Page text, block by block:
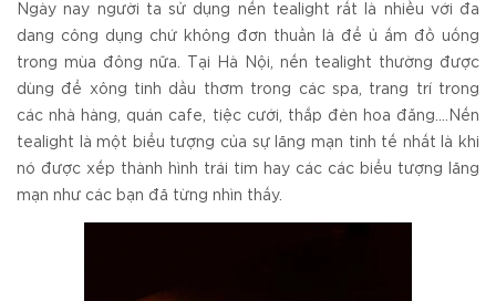
Ngày nay người ta sử dụng nến tealight rất là nhiều với đa
dang công dụng chứ không đơn thuần là để ủ ấm đồ uống
trong mùa đông nữa. Tại Hà Nội, nến tealight thường được
dùng để xông tinh dầu thơm trong các spa, trang trí trong
các nhà hàng, quán cafe, tiệc cưới, thắp đèn hoa đăng....Nến
tealight là một biểu tượng của sự lãng mạn tinh tế nhất là khi
nó được xếp thành hình trái tim hay các các biểu tượng lãng
mạn như các bạn đã từng nhìn thấy.